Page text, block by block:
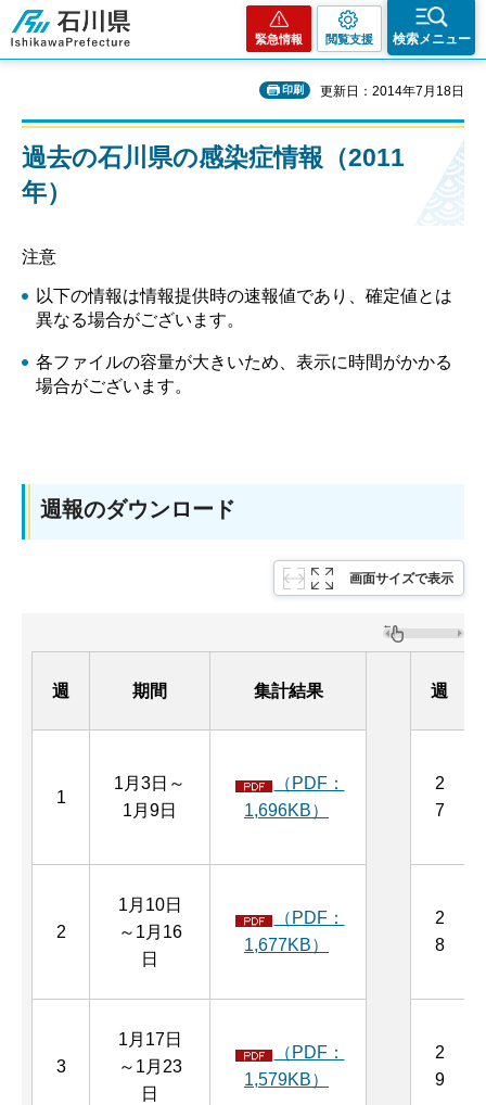
石川県
緊急情報 閲覧支援 検索メニュー
印刷 更新日：2014年7月18日
過去の石川県の感染症情報（2011
年）
注意
以下の情報は情報提供時の速報値であり、確定値とは
異なる場合がございます。
各ファイルの容量が大きいため、表示に時間がかかる
場合がございます。
週報のダウンロード
画面サイズで表示
週 期間 集計結果 週
1
1月3日～
1月9日
（PDF：
1,696KB）
2
7
2
1月10日
～1月16
日
（PDF：
1,677KB）
2
8
3
1月17日
～1月23
日
（PDF：
1,579KB）
2
9